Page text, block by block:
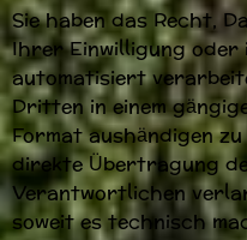
Sie haben das Recht,
Ihrer Einwilligung
automatisiert
Dritten in einem
Format aushändigen
direkte Übertragung
Verantwortlichen
soweit es technisch